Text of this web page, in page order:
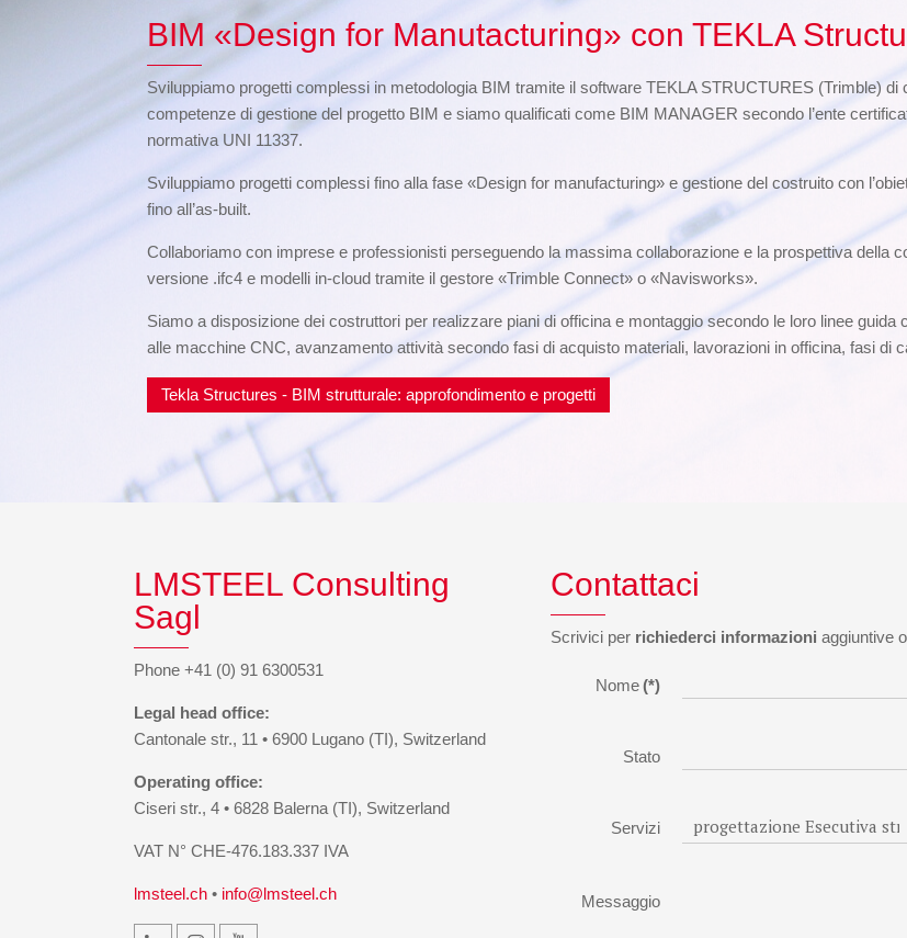
BIM «Design for Manutacturing» con TEKLA
Sviluppiamo progetti complessi in metodologia BIM tramite il software TEKLA STRUCTURES (Trimble)
competenze di gestione del progetto BIM e siamo qualificati come BIM MANAGER secondo l’ente
normativa UNI 11337.
Sviluppiamo progetti complessi fino alla fase «Design for manufacturing» e gestione del costruito con
fino all’as-built.
Collaboriamo con imprese e professionisti perseguendo la massima collaborazione e la prospettiva della
versione .ifc4 e modelli in-cloud tramite il gestore «Trimble Connect» o «Navisworks».
Siamo a disposizione dei costruttori per realizzare piani di officina e montaggio secondo le loro linee
alle macchine CNC, avanzamento attività secondo fasi di acquisto materiali, lavorazioni in officina, fasi di
Tekla Structures - BIM strutturale: approfondimento e progetti
LMSTEEL Consulting
Sagl
Phone +41 (0) 91 6300531
Legal head office:
Cantonale str., 11 • 6900 Lugano (TI), Switzerland
Operating office:
Ciseri str., 4 • 6828 Balerna (TI), Switzerland
VAT N° CHE-476.183.337 IVA
lmsteel.ch • info@lmsteel.ch
Contattaci
Scrivici per richiederci informazioni aggiuntive
Nome(*)
Stato
Servizi
Messaggio